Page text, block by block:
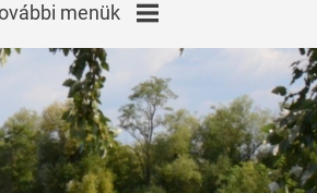
menük
A horgásztó hírei
Vélemények,
élmények